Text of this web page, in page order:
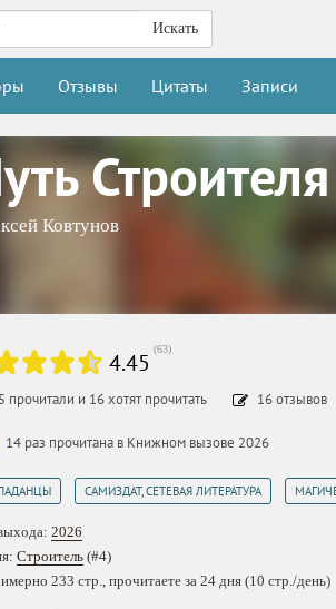
Искать
Отзывы Цитаты Записи
Ковтунов
4.45 (63)
прочитали и 16хотят прочитать 16отзывов
14 раз прочитана в Книжном вызове 2026
САМИЗДАТ, СЕТЕВАЯ ЛИТЕРАТУРА
2026
Строитель (#4)
233 стр., прочитаете за 24 дня (10 стр./день)